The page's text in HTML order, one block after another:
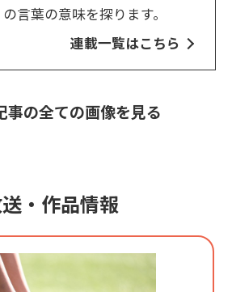
言葉の意味を探ります。
連載一覧はこちら
事の全ての画像を見る
・作品情報